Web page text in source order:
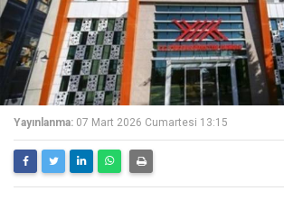
Yayınlanma: 07 Mart 2026 Cumartesi 13:15